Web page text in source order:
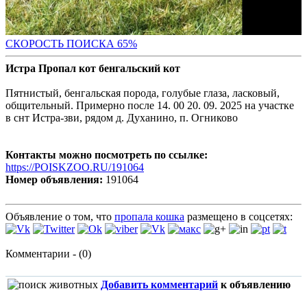
СКОРОСТЬ ПОИСКА 65%
Истра Пропал кот бенгальский кот
Пятнистый, бенгальская порода, голубые глаза, ласковый,
общительный. Примерно после 14. 00 20. 09. 2025 на участке
в снт Истра-зви, рядом д. Духанино, п. Огниково
Контакты можно посмотреть по ссылке:
https://POISKZOO.RU/191064
Номер объявления: 191064
Объявление о том, что пропала кошка размещено в соцсетях:
Комментарии - (0)
Добавить комментарий к объявлению